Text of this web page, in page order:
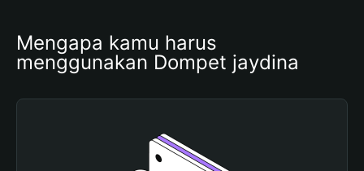
Mengapa kamu harus
menggunakan Dompet jaydina